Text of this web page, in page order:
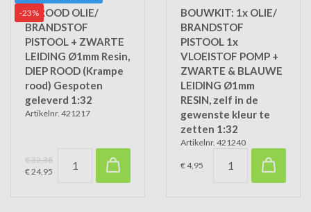
-23%
5x ROOD OLIE/
BRANDSTOF
PISTOOL + ZWARTE
LEIDING Ø1mm Resin,
DIEP ROOD (Krampe
rood) Gespoten
geleverd 1:32
Artikelnr. 421217
€ 32,38
€ 24,95
BOUWKIT: 1x OLIE/
BRANDSTOF
PISTOOL 1x
VLOEISTOF POMP +
ZWARTE & BLAUWE
LEIDING Ø1mm
RESIN, zelf in de
gewenste kleur te
zetten 1:32
Artikelnr. 421240
€ 4,95